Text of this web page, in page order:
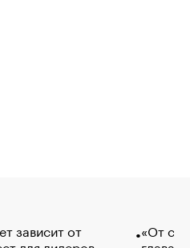
зависит от
«От